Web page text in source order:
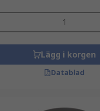
Lägg i korgen
Datablad